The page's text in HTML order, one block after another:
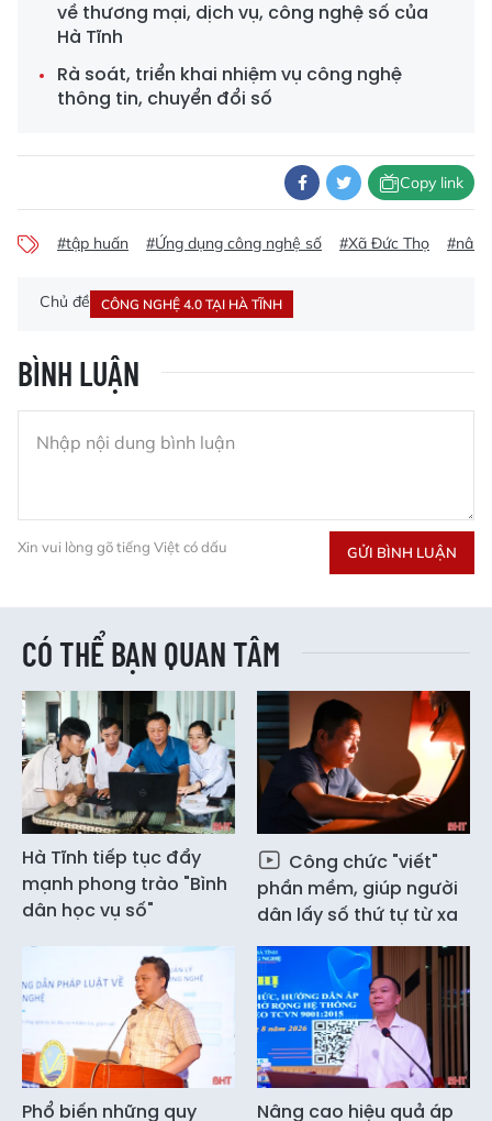
về thương mại, dịch vụ, công nghệ số của
Hà Tĩnh
Rà soát, triển khai nhiệm vụ công nghệ
thông tin, chuyển đổi số
Copy link
#tập huấn #Ứng dụng công nghệ số #Xã Đức Thọ
Chủ đề CÔNG NGHỆ 4.0 TẠI HÀ TĨNH
BÌNH LUẬN
Xin vui lòng gõ tiếng Việt có dấu GỬI BÌNH LUẬN
CÓ THỂ BẠN QUAN TÂM
Hà Tĩnh tiếp tục đẩy
mạnh phong trào "Bình
dân học vụ số"
Công chức "viết"
phần mềm, giúp người
dân lấy số thứ tự từ xa
Phổ biến những quy
Nâng cao hiệu quả áp